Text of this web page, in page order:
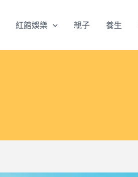
紅館娛樂 親子 養生